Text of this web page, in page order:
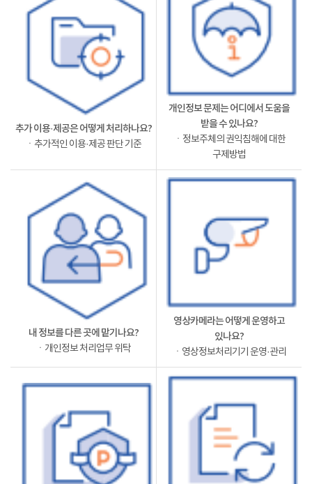
추가 이용·제공은 어떻게 처리하나요?
ㆍ추가적인 이용·제공 판단 기준
개인정보 문제는 어디에서 도움을
받을 수 있나요?
ㆍ정보주체의 권익침해에 대한
구제방법
내 정보를 다른 곳에 맡기나요?
ㆍ개인정보 처리업무 위탁
영상카메라는 어떻게 운영하고
있나요?
ㆍ영상정보처리기기 운영·관리